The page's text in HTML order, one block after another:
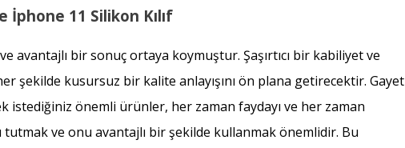
İphone 11 Silikon Kılıf
avantajlı bir sonuç ortaya koymuştur. Şaşırtıcı bir kabiliyet ve
şekilde kusursuz bir kalite anlayışını ön plana getirecektir. Gayet
önemli ürünler, her zaman faydayı ve her zaman
ve onu avantajlı bir şekilde kullanmak önemlidir. Bu